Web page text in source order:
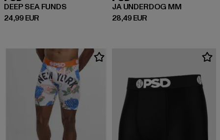
DEEP SEA FUNDS
24,99 EUR
Derzeitiger Preis: 24,99 EUR
JA UNDERDOG MM
28,49 EUR
Derzeitiger Preis: 28,49 EUR